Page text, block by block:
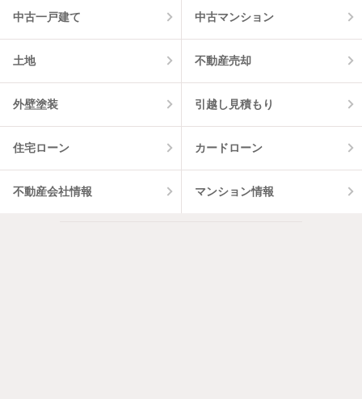
中古一戸建て 中古マンション
土地 不動産売却
外壁塗装 引越し見積もり
住宅ローン カードローン
不動産会社情報 マンション情報